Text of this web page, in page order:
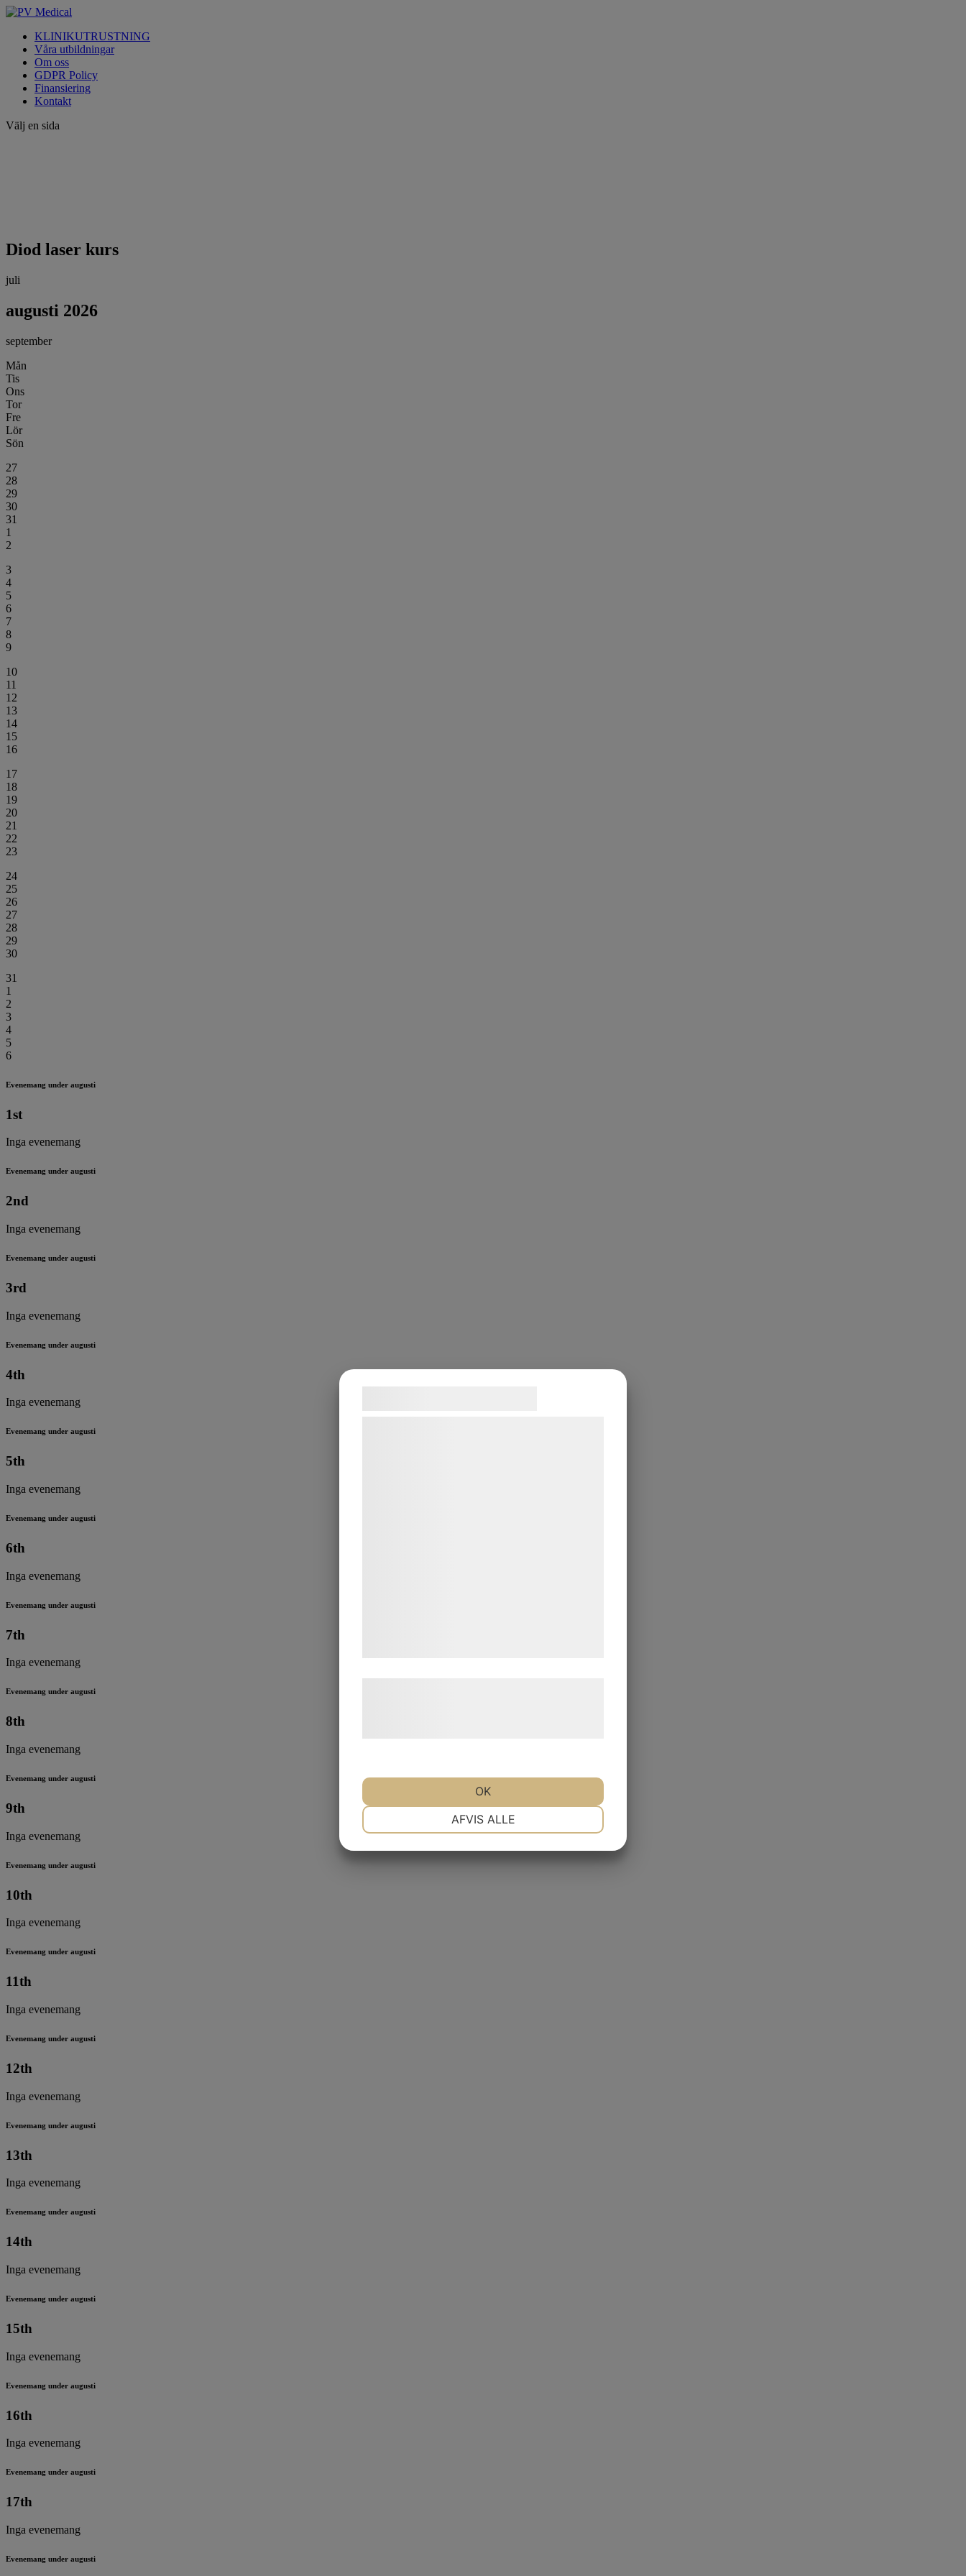
KLINIKUTRUSTNING
Våra utbildningar
Om oss
GDPR Policy
Finansiering
Kontakt
Välj en sida
Diod laser kurs
juli
augusti 2026
september
Mån
Tis
Ons
Tor
Fre
Lör
Sön
27
28
29
30
31
1
2
3
4
5
6
7
8
9
10
11
12
13
14
15
16
17
18
19
20
21
22
23
24
25
26
27
28
29
30
31
1
2
3
4
5
6
Evenemang under augusti
1st
Inga evenemang
Evenemang under augusti
2nd
Inga evenemang
Evenemang under augusti
3rd
Inga evenemang
Evenemang under augusti
4th
Inga evenemang
Evenemang under augusti
5th
Inga evenemang
Evenemang under augusti
6th
Inga evenemang
Evenemang under augusti
7th
Inga evenemang
Evenemang under augusti
8th
Inga evenemang
Evenemang under augusti
9th
Inga evenemang
Evenemang under augusti
10th
Inga evenemang
Evenemang under augusti
11th
Inga evenemang
Evenemang under augusti
12th
Inga evenemang
Evenemang under augusti
13th
Inga evenemang
Evenemang under augusti
14th
Inga evenemang
Evenemang under augusti
15th
Inga evenemang
Evenemang under augusti
16th
Inga evenemang
Evenemang under augusti
17th
Inga evenemang
Evenemang under augusti
AFVIS ALLE
OK